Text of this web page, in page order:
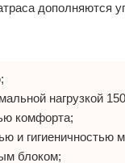
дополняются
нагрузкой 150
комфорта;
и гигиеничностью
блоком;